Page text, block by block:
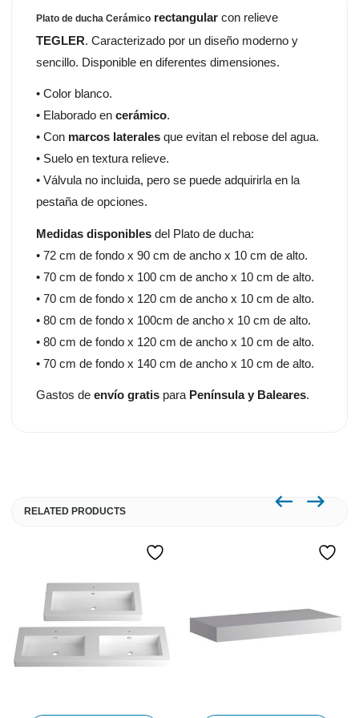
Plato de ducha Cerámico rectangular con relieve
TEGLER. Caracterizado por un diseño moderno y
sencillo. Disponible en diferentes dimensiones.
• Color blanco.
• Elaborado encerámico.
• Con marcos laterales que evitan el rebose del agua.
• Suelo en textura relieve.
• Válvula no incluida, pero se puede adquirirla en la
pestaña de opciones.
Medidas disponibles del Plato de ducha:
• 72 cm de fondo x 90 cm de ancho x 10 cm de alto.
• 70 cm de fondo x 100 cm de ancho x 10 cm de alto.
• 70 cm de fondo x 120 cm de ancho x 10 cm de alto.
• 80 cm de fondo x 100cm de ancho x 10 cm de alto.
• 80 cm de fondo x 120 cm de ancho x 10 cm de alto.
• 70 cm de fondo x 140 cm de ancho x 10 cm de alto.
Gastos deenvío gratis para Península y Baleares.
RELATED PRODUCTS